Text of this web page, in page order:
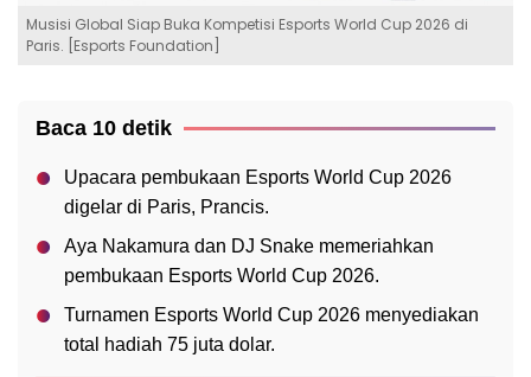
Musisi Global Siap Buka Kompetisi Esports World Cup 2026 di
Paris. [Esports Foundation]
Baca 10 detik
Upacara pembukaan Esports World Cup 2026
digelar di Paris, Prancis.
Aya Nakamura dan DJ Snake memeriahkan
pembukaan Esports World Cup 2026.
Turnamen Esports World Cup 2026 menyediakan
total hadiah 75 juta dolar.